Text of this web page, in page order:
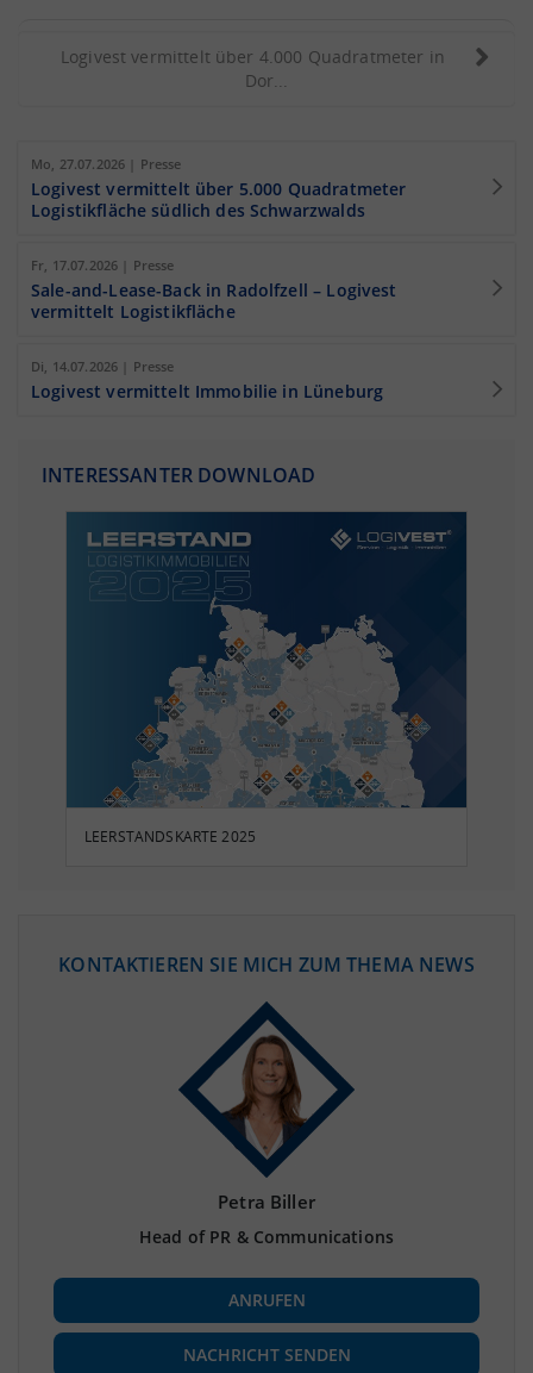
Logivest vermittelt über 4.000 Quadratmeter in
Dor...
Mo, 27.07.2026 | Presse
Logivest vermittelt über 5.000 Quadratmeter
Logistikfläche südlich des Schwarzwalds
Fr, 17.07.2026 | Presse
Sale-and-Lease-Back in Radolfzell – Logivest
vermittelt Logistikfläche
Di, 14.07.2026 | Presse
Logivest vermittelt Immobilie in Lüneburg
INTERESSANTER DOWNLOAD
LEERSTANDSKARTE 2025
KONTAKTIEREN SIE MICH ZUM THEMA NEWS
Petra Biller
Head of PR & Communications
ANRUFEN
NACHRICHT SENDEN